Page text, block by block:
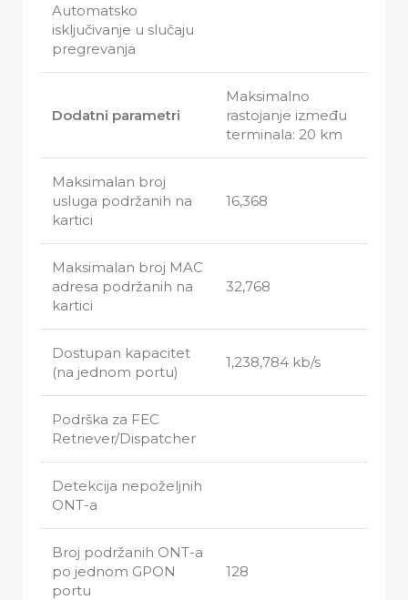
Automatsko
isključivanje u slučaju
pregrevanja
Dodatni parametri
Maksimalno
rastojanje između
terminala: 20 km
Maksimalan broj
usluga podržanih na
kartici
16,368
Maksimalan broj MAC
adresa podržanih na
kartici
32,768
Dostupan kapacitet
(na jednom portu)
1,238,784 kb/s
Podrška za FEC
Retriever/Dispatcher
Detekcija nepoželjnih
ONT-a
Broj podržanih ONT-a
po jednom GPON
portu
128